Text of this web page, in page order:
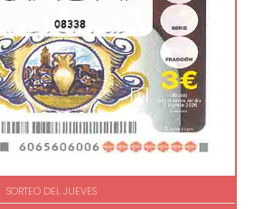
08338
SORTEO DEL JUEVES